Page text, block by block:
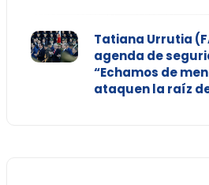
Tatiana Urrutia
agenda de
“Echamos de
ataquen la raíz